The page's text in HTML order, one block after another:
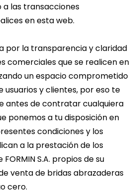
las transacciones
en esta web.
por la transparencia y claridad
comerciales que se realicen en
un espacio comprometido
usuarios y clientes, por eso te
antes de contratar cualquiera
ponemos a tu disposición en
condiciones y los
a la prestación de los
S.A. propios de su
venta de bridas abrazaderas
cero.